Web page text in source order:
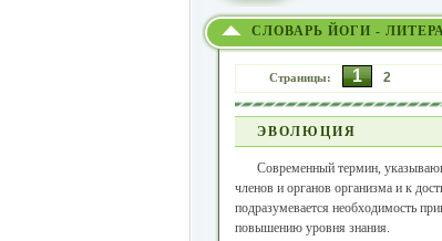
СЛОВАРЬ ЙОГИ -
Страницы: 1 2
ЭВОЛЮЦИЯ
Современный термин,
членов и органов организма и к
подразумевается необходимость
повышению уровня знания.